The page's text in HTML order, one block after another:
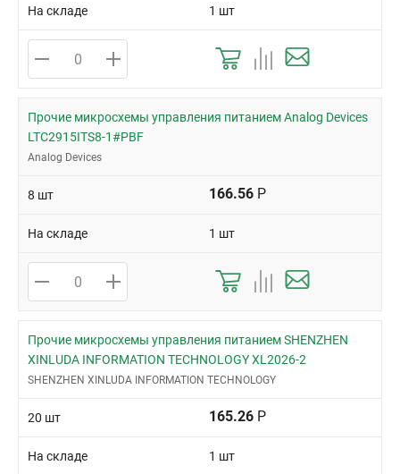
На складе 1 шт
Прочие микросхемы управления питанием Analog Devices
LTC2915ITS8-1#PBF
Analog Devices
8 шт 166.56 Р
На складе 1 шт
Прочие микросхемы управления питанием SHENZHEN
XINLUDA INFORMATION TECHNOLOGY XL2026-2
SHENZHEN XINLUDA INFORMATION TECHNOLOGY
20 шт 165.26 Р
На складе 1 шт